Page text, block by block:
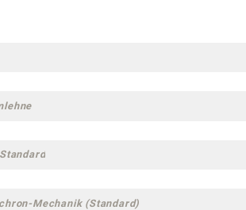
Mechanik (Standard)